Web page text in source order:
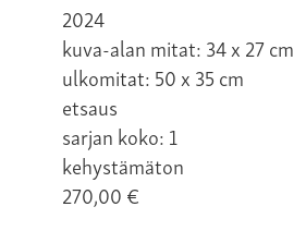
2024
kuva-alan mitat: 34 x 27 cm
ulkomitat: 50 x 35 cm
etsaus
sarjan koko: 1
kehystämäton
270,00€